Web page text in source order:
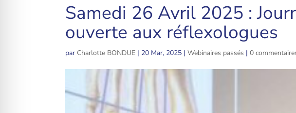
Samedi 26 Avril 2025 :
ouverte aux réflexologues
par Charlotte BONDUE | 20 Mar, 2025 |Webinaires passés |0